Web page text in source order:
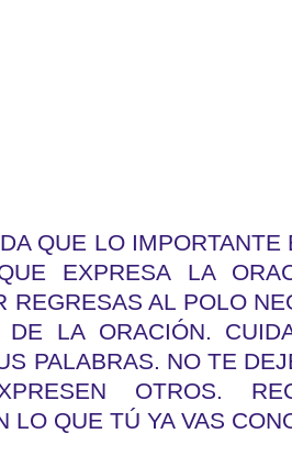
QUE LO
EXPRESA LA
REGRESAS AL POLO
DE LA ORACIÓN.
PALABRAS. NO TE
OTROS.
LO QUE TÚ YA VAS